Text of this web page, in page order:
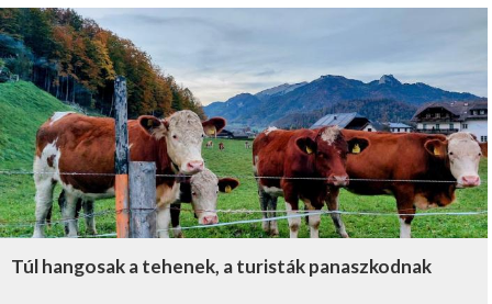
Túl hangosak a tehenek, a turisták panaszkodnak